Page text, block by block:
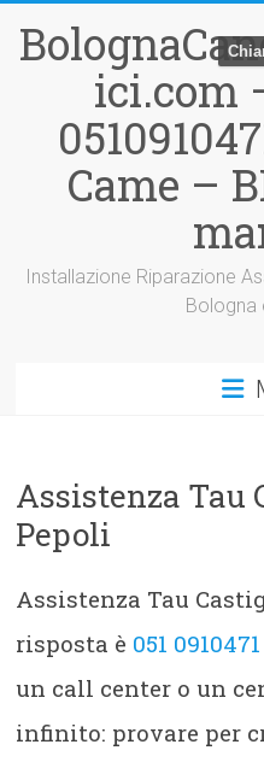
contenuto ici.com
Came –
Installazione Riparazione
Bologna
Assistenza Tau
Pepoli
Assistenza Tau
risposta è 051 0910471
un call center o un
infinito: provare per